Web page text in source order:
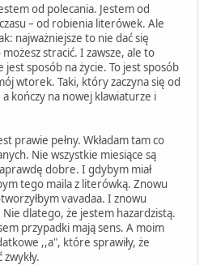
od polecania. Jestem od
– od robienia literówek. Ale
najważniejsze to nie dać się
stracić. I zawsze, ale to
jest sposób na życie. To jest sposób
wtorek. Taki, który zaczyna się od
kończy na nowej klawiaturze i
prawie pełny. Wkładam tam co
Nie wszystkie miesiące są
dobre. I gdybym miał
tego maila z literówką. Znowu
vavadaa. I znowu
dlatego, że jestem hazardzistą.
przypadki mają sens. A moim
,,a", które sprawiły, że